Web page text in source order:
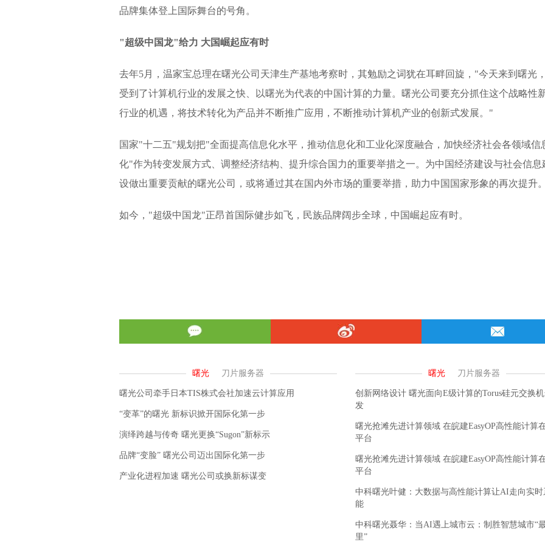
品牌集体登上国际舞台的号角。
"超级中国龙"给力 大国崛起应有时
去年5月，温家宝总理在曙光公司天津生产基地考察时，其勉励之词犹在耳畔回旋，"今天来到曙光
受到了计算机行业的发展之快、以曙光为代表的中国计算的力量。曙光公司要充分抓住这个战略性
行业的机遇，将技术转化为产品并不断推广应用，不断推动计算机产业的创新式发展。"
国家"十二五"规划把"全面提高信息化水平，推动信息化和工业化深度融合，加快经济社会各领域信
化"作为转变发展方式、调整经济结构、提升综合国力的重要举措之一。为中国经济建设与社会信息
设做出重要贡献的曙光公司，或将通过其在国内外市场的重要举措，助力中国国家形象的再次提升。
如今，"超级中国龙"正昂首国际健步如飞，民族品牌阔步全球，中国崛起应有时。
曙光公司牵手日本TIS株式会社加速云计算应用
“变革”的曙光 新标识掀开国际化第一步
演绎跨越与传奇 曙光更换“Sugon”新标示
品牌“变脸” 曙光公司迈出国际化第一步
产业化进程加速 曙光公司或换新标谋变
创新网络设计 曙光面向E级计算的Torus硅元交换
发
曙光抢滩先进计算领域 在皖建EasyOP高性能计算
平台
曙光抢滩先进计算领域 在皖建EasyOP高性能计算
平台
中科曙光叶健：大数据与高性能计算让AI走向实时
能
中科曙光聂华：当AI遇上城市云：制胜智慧城市“
里”